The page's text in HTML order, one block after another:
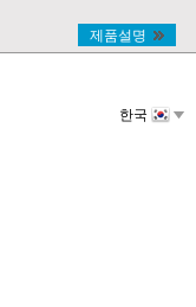
제품설명
한국